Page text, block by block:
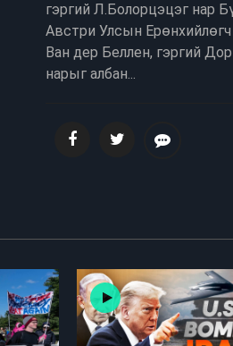
гэргий Л.Болорцэцэг нар
Австри Улсын
Ван дер Беллен, гэргий
нарыг албан...